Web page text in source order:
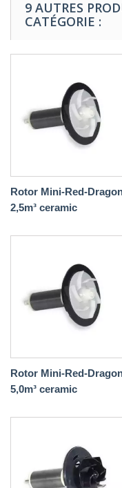
9 AUTRES
CATÉGORIE :
Rotor Mini-Red-
2,5m³ ceramic
Rotor Mini-Red-
5,0m³ ceramic